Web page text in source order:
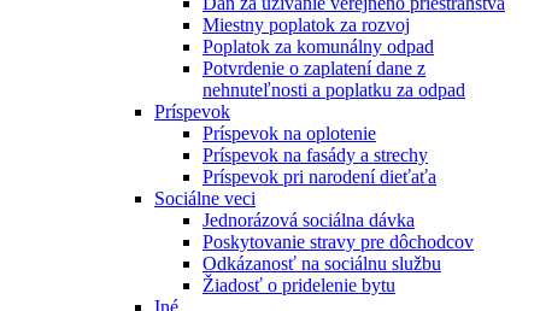
Miestny poplatok za rozvoj
Poplatok za komunálny odpad
Potvrdenie o zaplatení dane z
nehnuteľnosti a poplatku za odpad
Príspevok
Príspevok na oplotenie
Príspevok na fasády a strechy
Príspevok pri narodení dieťaťa
Sociálne veci
Jednorázová sociálna dávka
Poskytovanie stravy pre dôchodcov
Odkázanosť na sociálnu službu
Žiadosť o pridelenie bytu
Iné